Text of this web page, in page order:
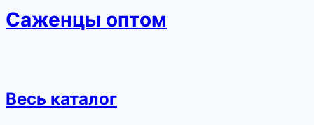
Саженцы оптом
Весь каталог